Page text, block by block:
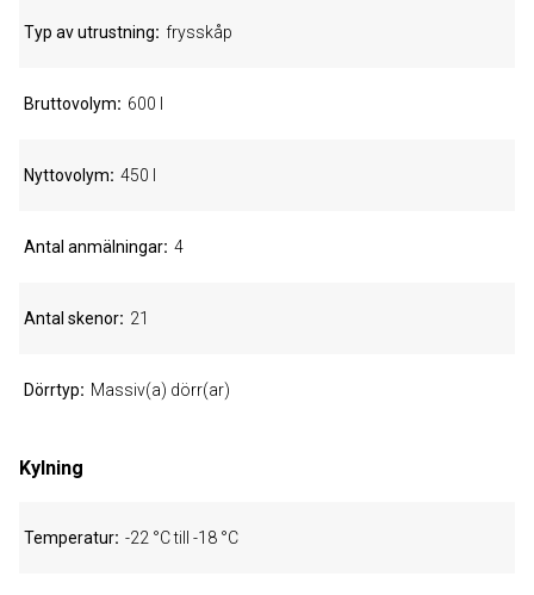
Typ av utrustning frysskåp
Bruttovolym 600 l
Nyttovolym 450 l
Antal anmälningar 4
Antal skenor 21
Dörrtyp Massiv(a) dörr(ar)
Kylning
Temperatur -22 °C till -18 °C